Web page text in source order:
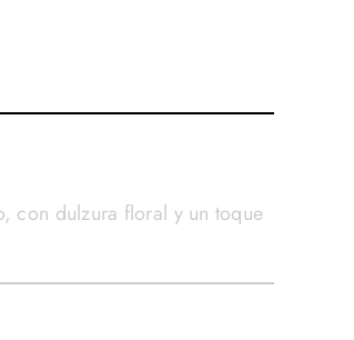
con dulzura floral y un toque